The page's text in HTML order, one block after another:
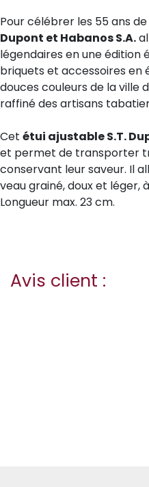
Pour célébrer les 55 ans
Dupont et Habanos S.A.
légendaires en une édition
briquets et accessoires en
douces couleurs de la ville
raffiné des artisans
Cet étui ajustable S.T.
et permet de transporter
conservant leur saveur. Il
veau grainé, doux et léger,
Longueur max. 23 cm.
Avis client :